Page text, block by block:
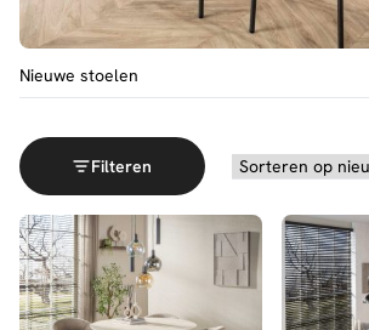
Nieuwe stoelen
Filteren